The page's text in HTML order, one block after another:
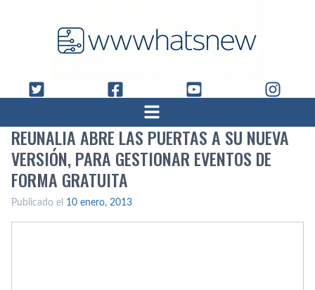
REUNALIA ABRE LAS PUERTAS A SU NUEVA
VERSIÓN, PARA GESTIONAR EVENTOS DE
FORMA GRATUITA
Publicado el 10 enero, 2013